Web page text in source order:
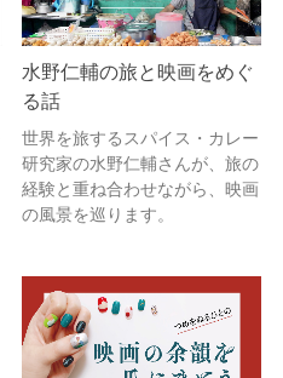
水野仁輔の旅と映画をめぐ
る話
世界を旅するスパイス・カレー
研究家の水野仁輔さんが、旅の
経験と重ね合わせながら、映画
の風景を巡ります。